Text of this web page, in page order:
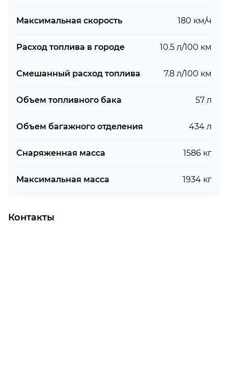
Максимальная скорость 180 км/ч
Расход топлива в городе 10.5 л/100 км
Смешанный расход топлива 7.8 л/100 км
Объем топливного бака 57 л
Объем багажного отделения 434 л
Снаряженная масса 1586 кг
Максимальная масса 1934 кг
Контакты